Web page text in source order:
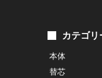
カテゴ
本体
替芯